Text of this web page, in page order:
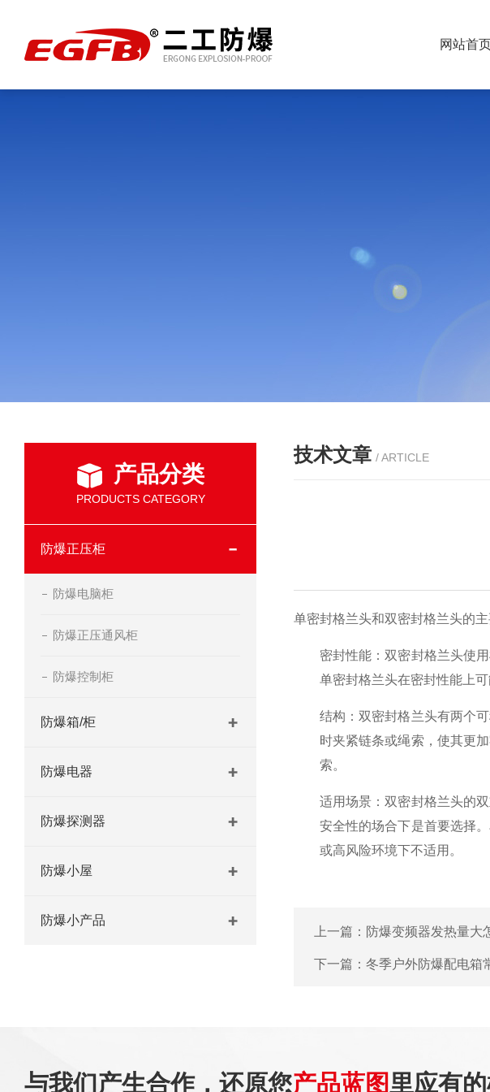
网站首
产品分类
PRODUCTS CATEGORY
防爆正压柜
防爆电脑柜
防爆正压通风柜
防爆控制柜
防爆箱/柜
防爆电器
防爆探测器
防爆小屋
防爆小产品
技术文章 / ARTICLE
单密封格兰头和双密封格兰头的
密封性能：双密封格兰头使
单密封格兰头在密封性能上可
结构：双密封格兰头有两个
时夹紧链条或绳索，使其更
索。
适用场景：双密封格兰头的
安全性的场合下是首要选择
或高风险环境下不适用。
上一篇： 防爆变频器发热量大
下一篇： 冬季户外防爆配电箱
与我们产生合作，还原您产品蓝图里应有